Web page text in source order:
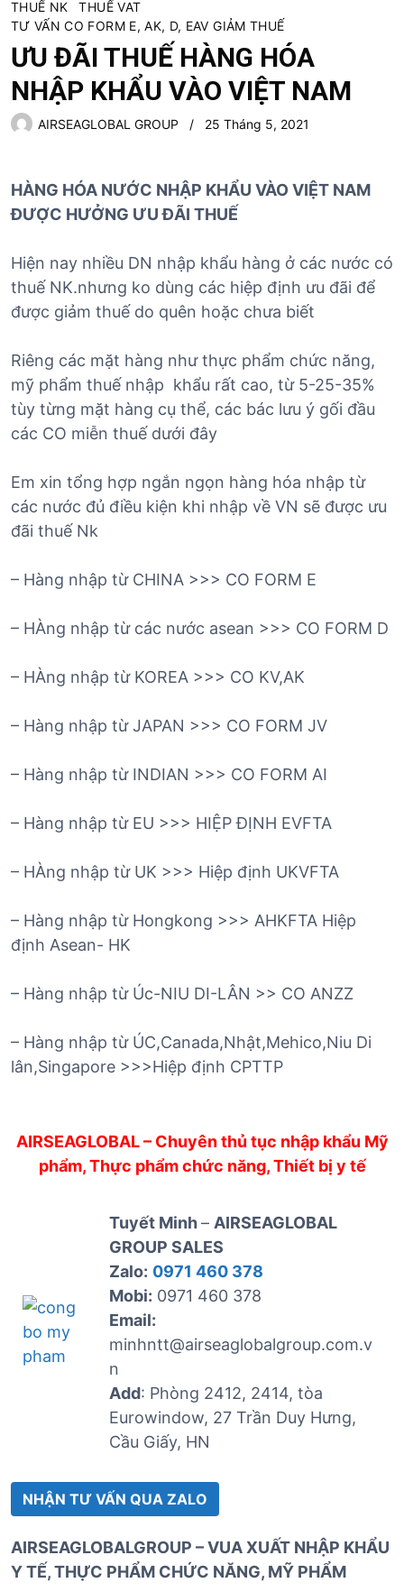
THUẾ NK
THUẾ VAT
TƯ VẤN CO FORM E, AK, D, EAV GIẢM THUẾ
ƯU ĐÃI THUẾ HÀNG HÓA
NHẬP KHẨU VÀO VIỆT NAM
AIRSEAGLOBAL GROUP 25 Tháng 5, 2021
HÀNG HÓA NƯỚC NHẬP KHẨU VÀO VIỆT NAM
ĐƯỢC HƯỞNG ƯU ĐÃI THUẾ
Hiện nay nhiều DN nhập khẩu hàng ở các nước có
thuế NK.nhưng ko dùng các hiệp định ưu đãi để
được giảm thuế do quên hoặc chưa biết
Riêng các mặt hàng như thực phẩm chức năng,
mỹ phẩm thuế nhập khẩu rất cao, từ 5-25-35%
tùy từng mặt hàng cụ thể, các bác lưu ý gối đầu
các CO miễn thuế dưới đây
Em xin tổng hợp ngắn ngọn hàng hóa nhập từ
các nước đủ điều kiện khi nhập về VN sẽ được ưu
đãi thuế Nk
– Hàng nhập từ CHINA >>> CO FORM E
– HÀng nhập từ các nước asean >>> CO FORM D
– HÀng nhập từ KOREA >>> CO KV,AK
– Hàng nhập từ JAPAN >>> CO FORM JV
– Hàng nhập từ INDIAN >>> CO FORM AI
– Hàng nhập từ EU >>> HIỆP ĐỊNH EVFTA
– HÀng nhập từ UK >>> Hiệp định UKVFTA
– Hàng nhập từ Hongkong >>> AHKFTA Hiệp
định Asean- HK
– Hàng nhập từ Úc-NIU DI-LÂN >> CO ANZZ
– Hàng nhập từ ÚC,Canada,Nhật,Mehico,Niu Di
lân,Singapore >>>Hiệp định CPTTP
AIRSEAGLOBAL – Chuyên thủ tục nhập khẩu Mỹ
phẩm, Thực phẩm chức năng, Thiết bị y tế
Tuyết Minh– AIRSEAGLOBAL
GROUP SALES
Zalo: 0971 460 378
Mobi: 0971 460 378
Email:
minhntt@airseaglobalgroup.com.v
n
Add: Phòng 2412, 2414, tòa
Eurowindow, 27 Trần Duy Hưng,
Cầu Giấy, HN
NHẬN TƯ VẤN QUA ZALO
AIRSEAGLOBALGROUP – VUA XUẤT NHẬP KHẨU
Y TẾ, THỰC PHẨM CHỨC NĂNG, MỸ PHẨM